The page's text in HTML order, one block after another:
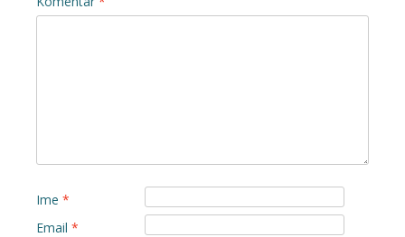
Ime *
Email *